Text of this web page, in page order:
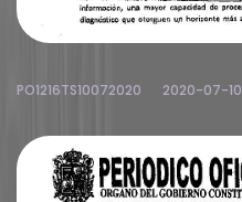
PO1216TS10072020 2020-07-10